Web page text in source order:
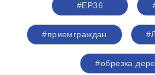
#ЕР36
#приемграждан
#обрезка